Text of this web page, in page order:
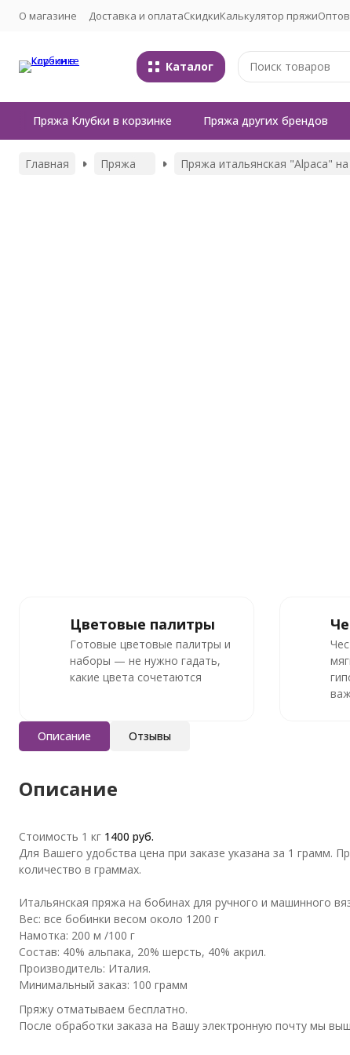
О магазине Доставка и оплатаСкидкиКалькулятор пряжи
Каталог
Пряжа Клубки в корзинке Пряжа других брендов
Главная Пряжа Пряжа итальянская "Alpaca"
Цветовые палитры
Готовые цветовые палитры и
наборы — не нужно гадать,
какие цвета сочетаются
Описание Отзывы
Описание
Стоимость 1 кг 1400 руб.
Для Вашего удобства цена при заказе указана за 1 грамм.
количество в граммах.
Итальянская пряжа на бобинах для ручного и машинного
Вес: все бобинки весом около 1200 г
Намотка: 200 м /100 г
Состав: 40% альпака, 20% шерсть, 40% акрил.
Производитель: Италия.
Минимальный заказ: 100 грамм
Пряжу отматываем бесплатно.
После обработки заказа на Вашу электронную почту мы